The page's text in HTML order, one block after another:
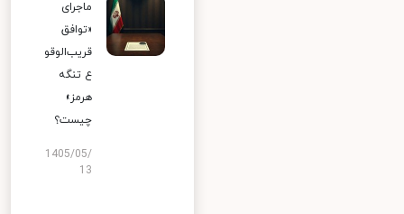
ماجرای
«توافق
قریب‌الوقو
ع تنگه
هرمز»
چیست؟
1405/05/
13